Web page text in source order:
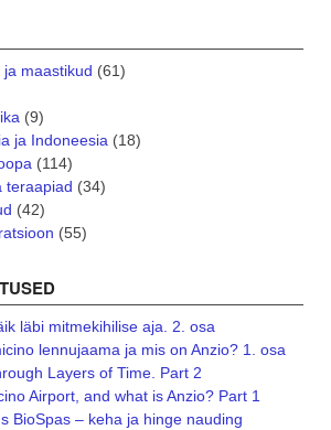
maastikud (61)
(9)
ja Indoneesia (18)
(114)
teraapiad (34)
(42)
(55)
läbi mitmekihilise aja. 2. osa
lennujaama ja mis on Anzio? 1. osa
Layers of Time. Part 2
Airport, and what is Anzio? Part 1
BioSpas – keha ja hinge nauding